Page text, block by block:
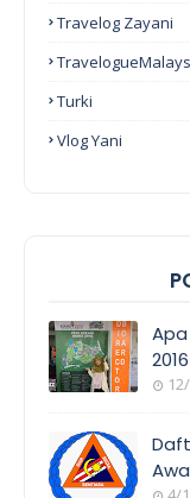
Travelog Zayani
Turki
Vlog Yani
COVERAGE
2016